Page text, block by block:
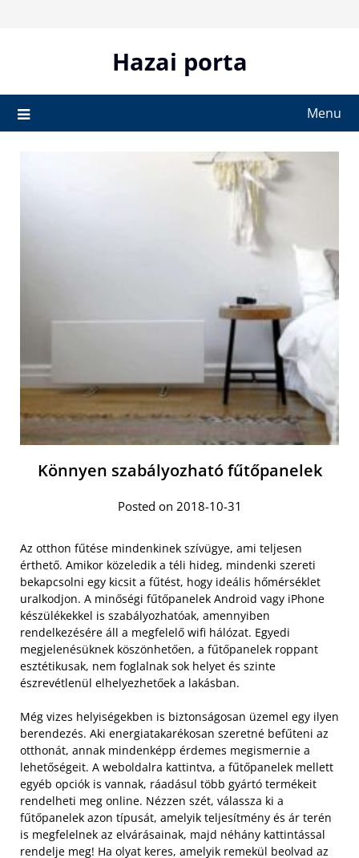
Hazai porta
Menu
Könnyen szabályozható fűtőpanelek
Posted on 2018-10-31
Az otthon fűtése mindenkinek szívügye, ami teljesen
érthető. Amikor közeledik a téli hideg, mindenki szereti
bekapcsolni egy kicsit a fűtést, hogy ideális hőmérséklet
uralkodjon. A minőségi fűtőpanelek Android vagy iPhone
készülékekkel is szabályozhatóak, amennyiben
rendelkezésére áll a megfelelő wifi hálózat. Egyedi
megjelenésüknek köszönhetően, a fűtőpanelek roppant
esztétikusak, nem foglalnak sok helyet és szinte
észrevétlenül elhelyezhetőek a lakásban.
Még vizes helyiségekben is biztonságosan üzemel egy ilyen
berendezés. Aki energiatakarékosan szeretné befűteni az
otthonát, annak mindenképp érdemes megismernie a
lehetőségeit. A weboldalra kattintva, a fűtőpanelek mellett
egyéb opciók is vannak, ráadásul több gyártó termékeit
rendelheti meg online. Nézzen szét, válassza ki a
fűtőpanelek azon típusát, amelyik teljesítmény és ár terén
is megfelelnek az elvárásainak, majd néhány kattintással
rendelje meg! Ha olyat keres, amelyik remekül beolvad az